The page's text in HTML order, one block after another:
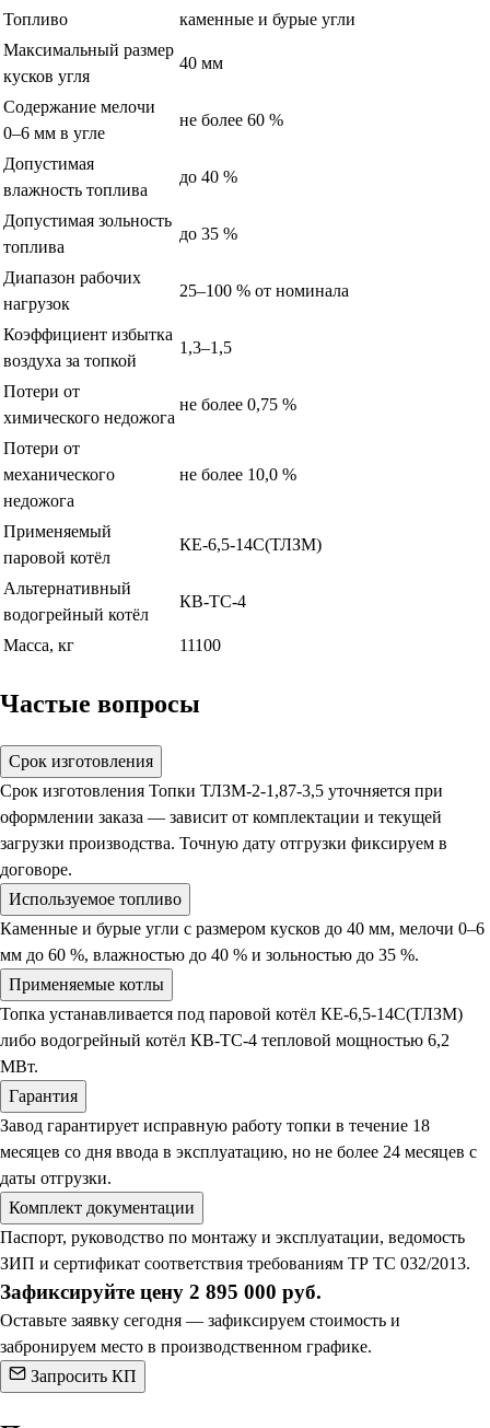
Топливо
каменные и бурые угли
Максимальный размер
кусков угля
40 мм
Содержание мелочи
0–6 мм в угле
не более 60 %
Допустимая
влажность топлива
до 40 %
Допустимая зольность
топлива
до 35 %
Диапазон рабочих
нагрузок
25–100 % от номинала
Коэффициент избытка
воздуха за топкой
1,3–1,5
Потери от
химического недожога
не более 0,75 %
Потери от
механического
недожога
не более 10,0 %
Применяемый
паровой котёл
КЕ-6,5-14С(ТЛЗМ)
Альтернативный
водогрейный котёл
КВ-ТС-4
Масса, кг 11100
Частые вопросы
Срок изготовления
Срок изготовления Топки ТЛЗМ-2-1,87-3,5 уточняется при
оформлении заказа — зависит от комплектации и текущей
загрузки производства. Точную дату отгрузки фиксируем в
договоре.
Используемое топливо
Каменные и бурые угли с размером кусков до 40 мм, мелочи 0–6
мм до 60 %, влажностью до 40 % и зольностью до 35 %.
Применяемые котлы
Топка устанавливается под паровой котёл КЕ-6,5-14С(ТЛЗМ)
либо водогрейный котёл КВ-ТС-4 тепловой мощностью 6,2
МВт.
Гарантия
Завод гарантирует исправную работу топки в течение 18
месяцев со дня ввода в эксплуатацию, но не более 24 месяцев с
даты отгрузки.
Комплект документации
Паспорт, руководство по монтажу и эксплуатации, ведомость
ЗИП и сертификат соответствия требованиям ТР ТС 032/2013.
Зафиксируйте цену 2 895 000 руб.
Оставьте заявку сегодня — зафиксируем стоимость и
забронируем место в производственном графике.
Запросить КП